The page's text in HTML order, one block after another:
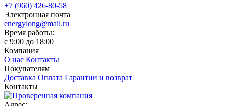
+7 (960) 426-80-58
Электронная почта
energylong@mail.ru
Время работы:
c 9:00 до 18:00
Компания
О нас Контакты
Покупателям
Доставка Оплата Гарантии и возврат
Контакты